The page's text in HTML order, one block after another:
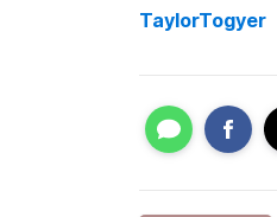
TaylorTogyer